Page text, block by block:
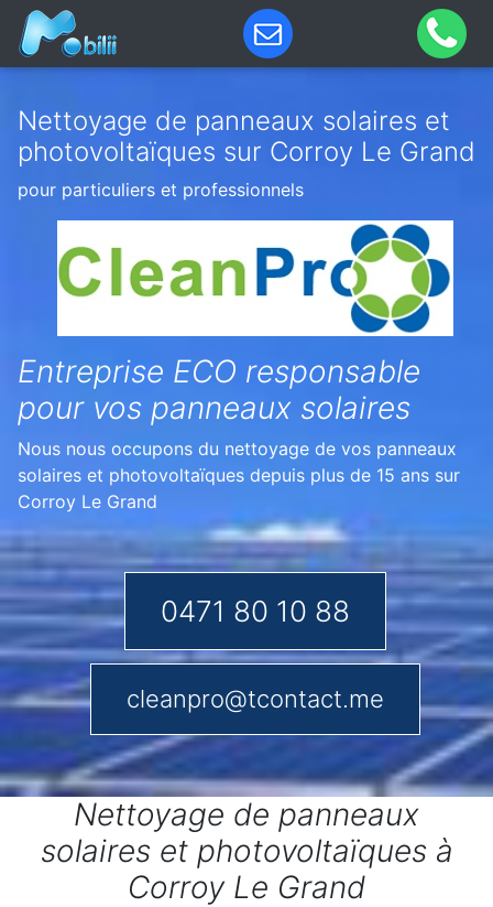
Nettoyage de panneaux solaires et
photovoltaïques sur Corroy Le Grand
pour particuliers et professionnels
Entreprise ECO responsable
pour vos panneaux solaires
Nous nous occupons du nettoyage de vos panneaux
solaires et photovoltaïques depuis plus de 15 ans sur
Corroy Le Grand
0471 80 10 88
cleanpro@tcontact.me
Nettoyage de panneaux
solaires et photovoltaïques à
Corroy Le Grand